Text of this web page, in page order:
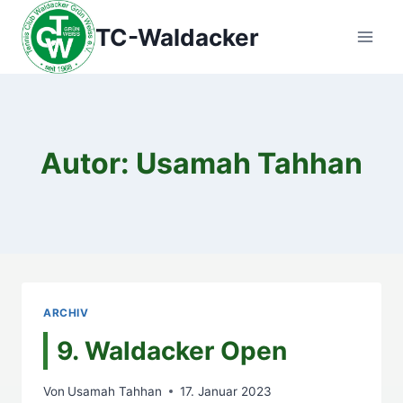
Zum
Inhalt
springen
TC-Waldacker
Autor: Usamah Tahhan
ARCHIV
9. Waldacker Open
Von Usamah Tahhan 17. Januar 2023